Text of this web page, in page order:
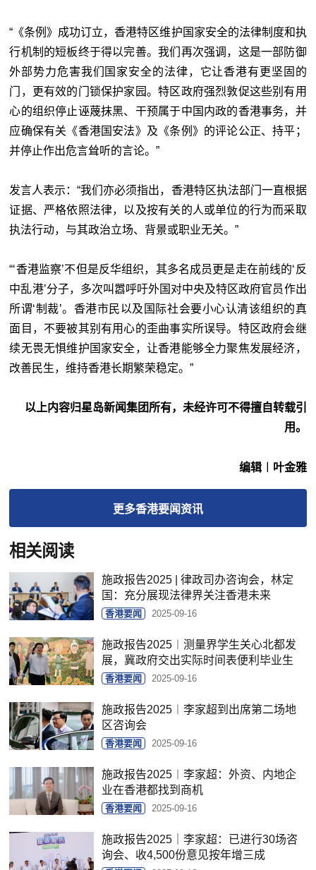
“《条例》成功订立，香港特区维护国家安全的法律制度和执
行机制的短板终于得以完善。我们再次强调，这是一部防御
外部势力危害我们国家安全的法律，它让香港有更坚固的
门，更有效的门锁保护家园。特区政府强烈敦促这些别有用
心的组织停止诬蔑抹黑、干预属于中国内政的香港事务，并
应确保有关《香港国安法》及《条例》的评论公正、持平；
并停止作出危言耸听的言论。”
发言人表示：“我们亦必须指出，香港特区执法部门一直根据
证据、严格依照法律，以及按有关的人或单位的行为而采取
执法行动，与其政治立场、背景或职业无关。”
“‘香港监察’不但是反华组织，其多名成员更是走在前线的‘反
中乱港’分子，多次叫嚣呼吁外国对中央及特区政府官员作出
所谓‘制裁’。香港市民以及国际社会要小心认清该组织的真
面目，不要被其别有用心的歪曲事实所误导。特区政府会继
续无畏无惧维护国家安全，让香港能够全力聚焦发展经济，
改善民生，维持香港长期繁荣稳定。”
以上内容归星岛新闻集团所有，未经许可不得擅自转载引
用。
编辑︱叶金雅
更多香港要闻资讯
相关阅读
施政报告2025 | 律政司办咨询会，林定
国：充分展现法律界关注香港未来
香港要闻 2025-09-16
施政报告2025︱测量界学生关心北都发
展，冀政府交出实际时间表便利毕业生
香港要闻 2025-09-16
施政报告2025︱李家超到出席第二场地
区咨询会
香港要闻 2025-09-16
施政报告2025︱李家超：外资、内地企
业在香港都找到商机
香港要闻 2025-09-16
施政报告2025｜李家超：已进行30场咨
询会、收4,500份意见按年增三成